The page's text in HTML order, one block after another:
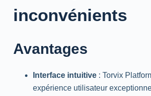
inconvénients
Avantages
Interface intuitive: Torvix
expérience utilisateur